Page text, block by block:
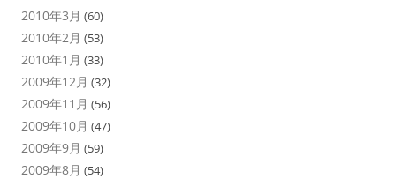
2010年3月 (60)
2010年2月 (53)
2010年1月 (33)
2009年12月 (32)
2009年11月 (56)
2009年10月 (47)
2009年9月 (59)
2009年8月 (54)